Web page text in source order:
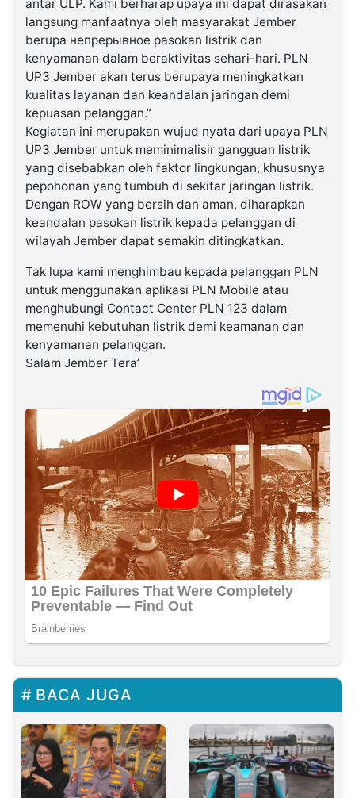
antar ULP. Kami berharap upaya ini dapat dirasakan
langsung manfaatnya oleh masyarakat Jember
berupa непрерывное pasokan listrik dan
kenyamanan dalam beraktivitas sehari-hari. PLN
UP3 Jember akan terus berupaya meningkatkan
kualitas layanan dan keandalan jaringan demi
kepuasan pelanggan.”
Kegiatan ini merupakan wujud nyata dari upaya PLN
UP3 Jember untuk meminimalisir gangguan listrik
yang disebabkan oleh faktor lingkungan, khususnya
pepohonan yang tumbuh di sekitar jaringan listrik.
Dengan ROW yang bersih dan aman, diharapkan
keandalan pasokan listrik kepada pelanggan di
wilayah Jember dapat semakin ditingkatkan.
Tak lupa kami menghimbau kepada pelanggan PLN
untuk menggunakan aplikasi PLN Mobile atau
menghubungi Contact Center PLN 123 dalam
memenuhi kebutuhan listrik demi keamanan dan
kenyamanan pelanggan.
Salam Jember Tera’
BACA JUGA